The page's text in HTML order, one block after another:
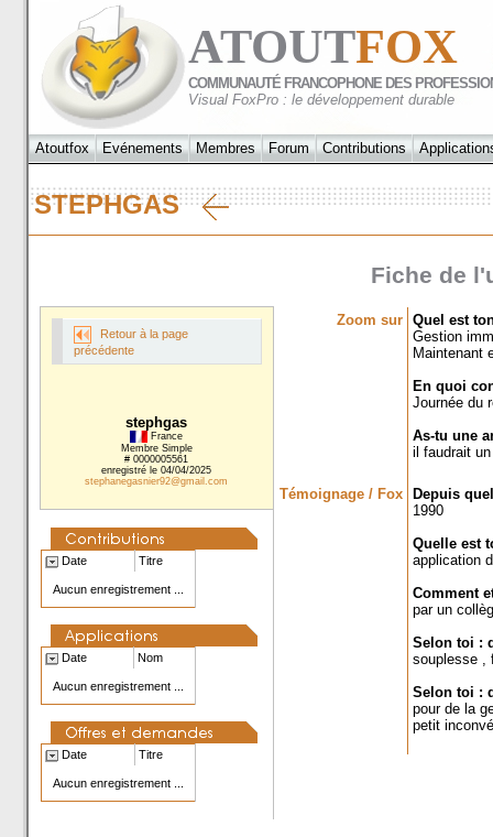
ATOUTFOX
COMMUNAUTÉ FRANCOPHONE DES
Visual FoxPro : le développement durable
Atoutfox Evénements Membres Forum Contributions
STEPHGAS
Fiche de
Retour à la page
précédente
stephgas
France
Membre Simple
# 0000005561
enregistré le 04/04/2025
stephanegasnier92@gmail.com
Zoom sur
Quel est
Gestion
Maintenant
En quoi
Journée du
As-tu une
il faudrait
Témoignage / Fox
Depuis
1990
Quelle est
application
Comment
par un
Selon toi :
souplesse ,
Selon toi :
pour de la
petit
Date Titre
Aucun enregistrement ...
Date Nom
Aucun enregistrement ...
Date Titre
Aucun enregistrement ...